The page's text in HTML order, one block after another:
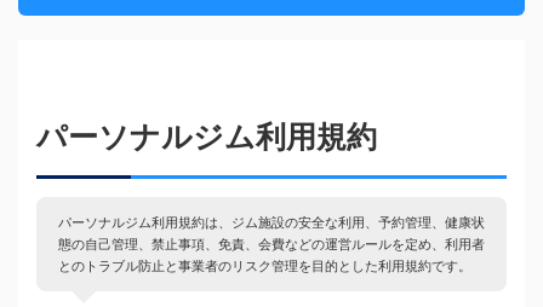
パーソナルジム利用規約
パーソナルジム利用規約は、ジム施設の安全な利用、予約管理、健康状
態の自己管理、禁止事項、免責、会費などの運営ルールを定め、利用者
とのトラブル防止と事業者のリスク管理を目的とした利用規約です。